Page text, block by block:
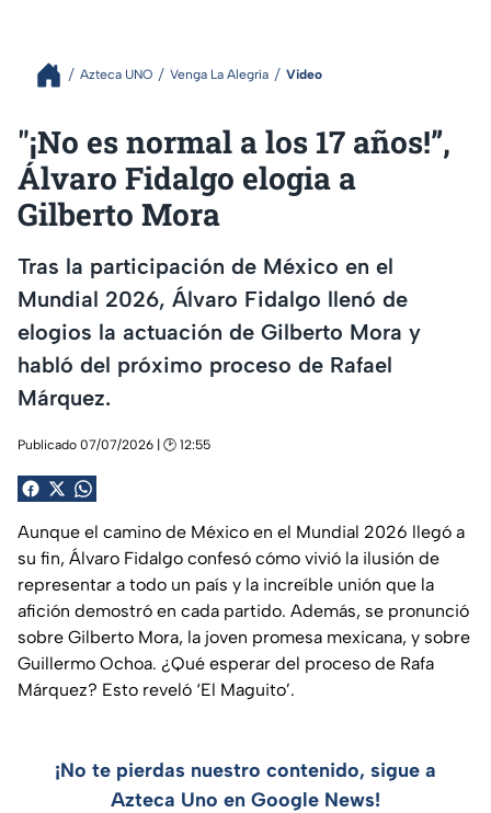
Azteca UNO Venga La Alegría Video
"¡No es normal a los 17 años!”,
Álvaro Fidalgo elogia a
Gilberto Mora
Tras la participación de México en el
Mundial 2026, Álvaro Fidalgo llenó de
elogios la actuación de Gilberto Mora y
habló del próximo proceso de Rafael
Márquez.
Publicado 07/07/2026 | 🕑 12:55
Aunque el camino de México en el Mundial 2026 llegó a
su fin, Álvaro Fidalgo confesó cómo vivió la ilusión de
representar a todo un país y la increíble unión que la
afición demostró en cada partido. Además, se pronunció
sobre Gilberto Mora, la joven promesa mexicana, y sobre
Guillermo Ochoa. ¿Qué esperar del proceso de Rafa
Márquez? Esto reveló ‘El Maguito’.
¡No te pierdas nuestro contenido, sigue a
Azteca Uno en Google News!